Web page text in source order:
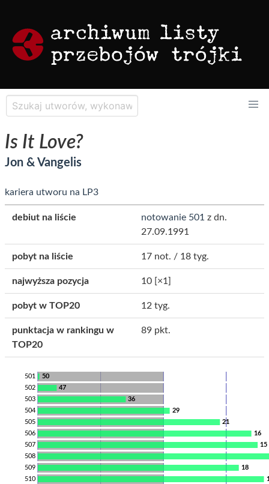
Is It Love?
Jon & Vangelis
kariera utworu na LP3
debiut na liście notowanie 501 z dn.
27.09.1991
pobyt na liście 17 not. / 18 tyg.
najwyższa pozycja 10 [×1]
pobyt w TOP20 12 tyg.
punktacja w rankingu w
TOP20
89 pkt.
50
501
47
502
36
503
29
504
21
505
16
506
15
507
508
18
509
510